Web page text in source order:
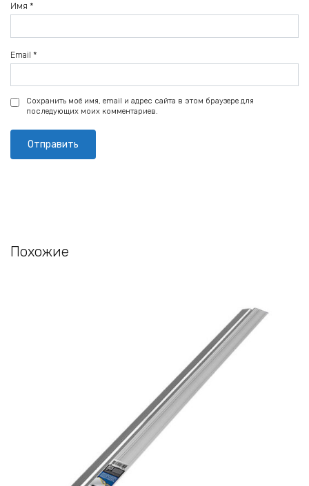
Имя *
Email *
Сохранить моё имя, email и адрес сайта в этом браузере для
последующих моих комментариев.
Похожие